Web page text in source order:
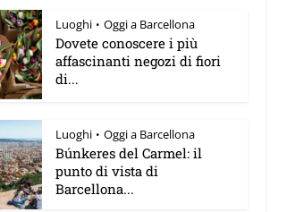
Luoghi • Oggi a Barcellona
Dovete conoscere i più
affascinanti negozi di fiori
di...
Luoghi • Oggi a Barcellona
Búnkeres del Carmel: il
punto di vista di
Barcellona...